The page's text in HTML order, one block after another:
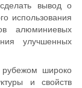
вывод о
использования
алюминиевых
улучшенных
широко
и свойств